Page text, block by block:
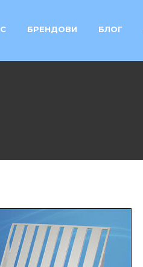
БРЕНДОВИ БЛОГ